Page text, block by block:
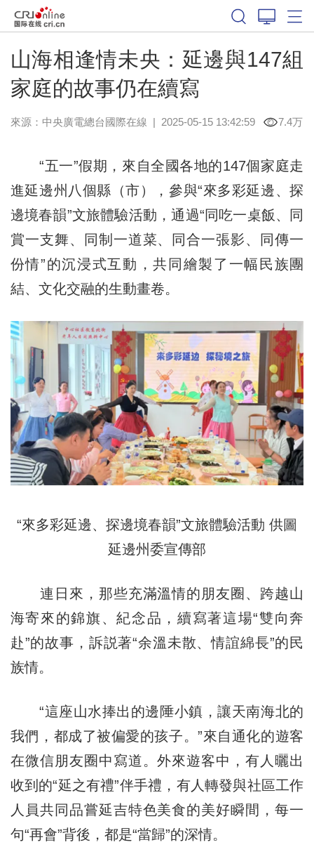
山海相逢情未央：延邊與147組
家庭的故事仍在續寫
來源：中央廣電總台國際在線 | 2025-05-15 13:42:59 7.4万
“五一”假期，來自全國各地的147個家庭走
進延邊州八個縣（市），參與“來多彩延邊、探
邊境春韻”文旅體驗活動，通過“同吃一桌飯、同
賞一支舞、同制一道菜、同合一張影、同傳一
份情”的沉浸式互動，共同繪製了一幅民族團
結、文化交融的生動畫卷。
“來多彩延邊、探邊境春韻”文旅體驗活動 供圖
延邊州委宣傳部
連日來，那些充滿溫情的朋友圈、跨越山
海寄來的錦旗、紀念品，續寫著這場“雙向奔
赴”的故事，訴説著“余溫未散、情誼綿長”的民
族情。
“這座山水捧出的邊陲小鎮，讓天南海北的
我們，都成了被偏愛的孩子。”來自通化的遊客
在微信朋友圈中寫道。外來遊客中，有人曬出
收到的“延之有禮”伴手禮，有人轉發與社區工作
人員共同品嘗延吉特色美食的美好瞬間，每一
句“再會”背後，都是“當歸”的深情。